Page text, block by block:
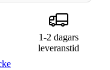
1-2 dagars
leveranstid